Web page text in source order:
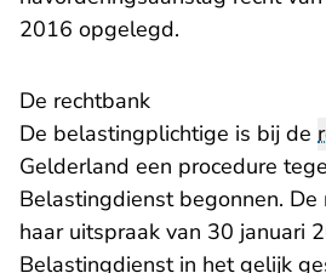
2016 opgelegd.
De rechtbank
De belastingplichtige is bij de
Gelderland een procedure
Belastingdienst begonnen. De
haar uitspraak van 30 januari
Belastingdienst in het gelijk